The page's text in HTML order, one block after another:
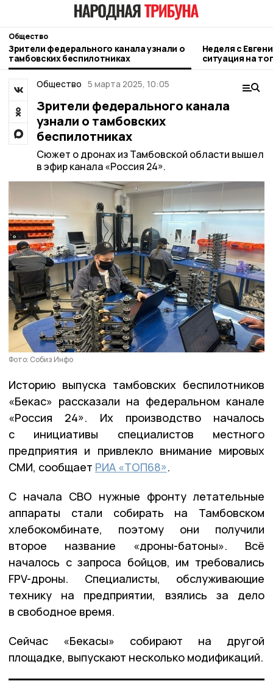
Общество
Зрители федерального канала узнали о
тамбовских беспилотниках
Неделя с
ситуация на
городе и
Общество 5 марта 2025, 10:05
Зрители федерального канала
узнали о тамбовских
беспилотниках
Сюжет о дронах из Тамбовской области вышел
в эфир канала «Россия 24».
Фото: Собиз Инфо
Историю выпуска тамбовских беспилотников
«Бекас» рассказали на федеральном канале
«Россия 24». Их производство началось
с инициативы специалистов местного
предприятия и привлекло внимание мировых
СМИ, сообщает РИА «ТОП68».
С начала СВО нужные фронту летательные
аппараты стали собирать на Тамбовском
хлебокомбинате, поэтому они получили
второе название «дроны-батоны». Всё
началось с запроса бойцов, им требовались
FPV-дроны. Специалисты, обслуживающие
технику на предприятии, взялись за дело
в свободное время.
Сейчас «Бекасы» собирают на другой
площадке, выпускают несколько модификаций.